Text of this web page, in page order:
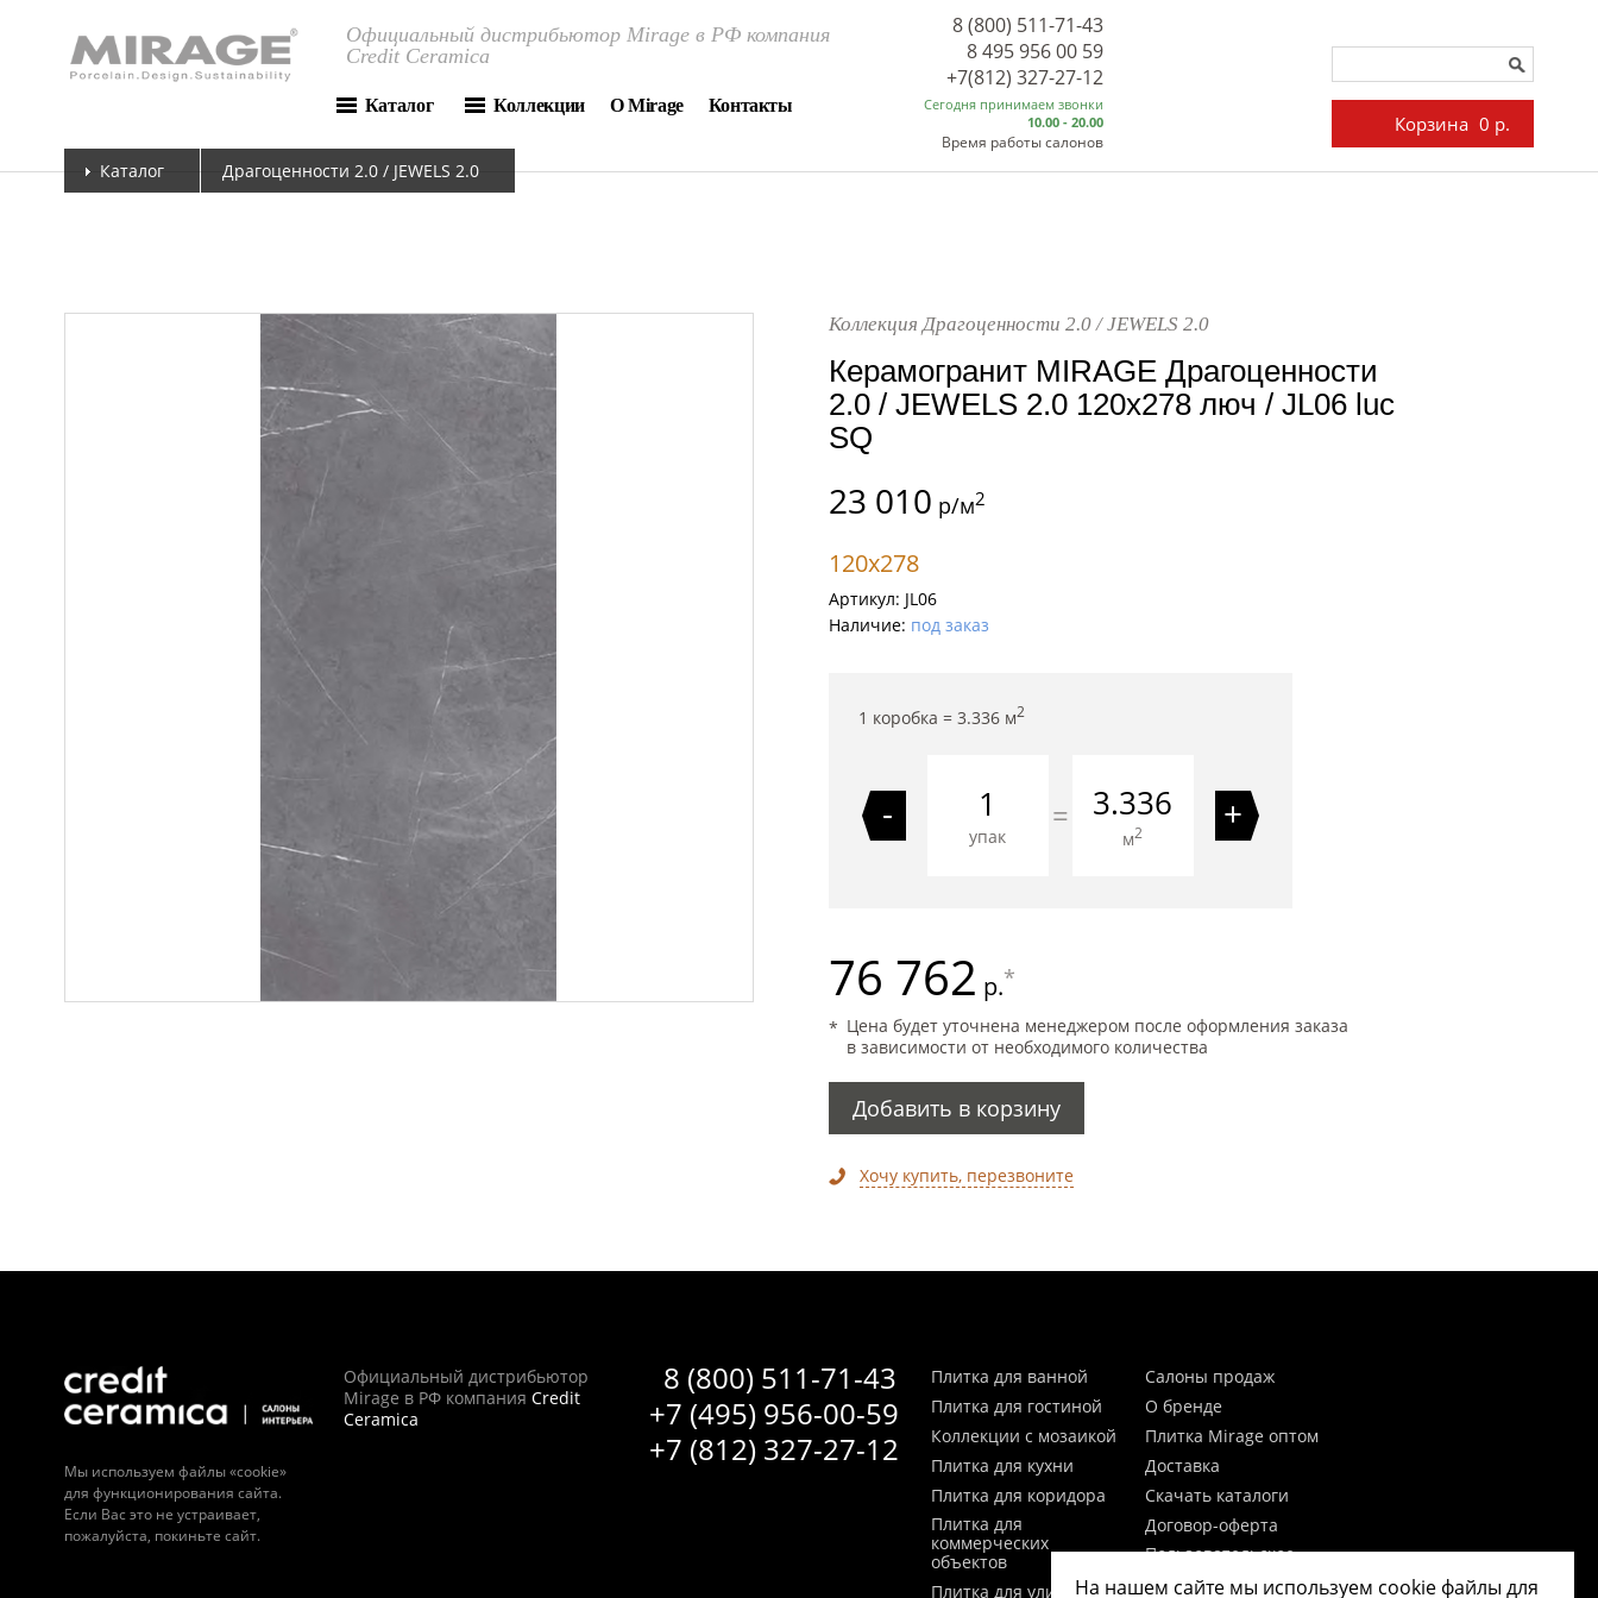
Официальный дистрибьютор Mirage в РФ компания
Credit Ceramica
Каталог Коллекции О Mirage Контакты
8 (800) 511-71-43
8 495 956 00 59
Сегодня принимаем звонки
10.00 - 20.00
Время работы салонов
+7(812) 327-27-12
Корзина 0 р.
Каталог Драгоценности 2.0 / JEWELS 2.0
Коллекция Драгоценности 2.0 / JEWELS 2.0
Керамогранит MIRAGE Драгоценности
2.0 / JEWELS 2.0 120x278 люч / JL06 luc
SQ
23 010 р/м2
120x278
Артикул: JL06
Наличие: под заказ
1 коробка = 3.336м2
-
упак
= 3.336
м2 +
76 762 р.*
Цена будет уточнена менеджером после оформления заказа
в зависимости от необходимого количества
Добавить в корзину
Хочу купить, перезвоните
Мы используем файлы «cookie»
для функционирования сайта.
Если Вас это не устраивает,
пожалуйста, покиньте сайт.
8 (800) 511-71-43
+7 (495) 956-00-59
+7 (812) 327-27-12
Официальный дистрибьютор
Mirage в РФ компания Credit
Ceramica
Плитка для ванной
Плитка для гостиной
Коллекции с мозаикой
Плитка для кухни
Плитка для коридора
Плитка для
коммерческих
объектов
Плитка для улицы
Салоны продаж
О бренде
Плитка Mirage оптом
Доставка
Скачать каталоги
Договор-оферта
Пользовательское
На нашем сайте мы используем cookie файлы для